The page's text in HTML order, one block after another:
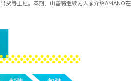
货等工程。本期，山善将继续为大家介绍AMANO在